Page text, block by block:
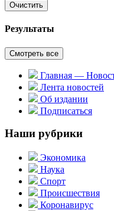
Очистить
Результаты
Смотреть все
Главная —
Лента новостей
Об издании
Подписаться
Наши рубрики
Экономика
Наука
Спорт
Происшествия
Коронавирус